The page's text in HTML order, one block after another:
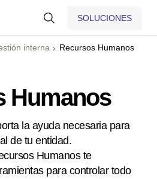
SOLUCIONES
interna Recursos Humanos
Humanos
la ayuda necesaria para
de tu entidad.
Humanos te
para controlar todo